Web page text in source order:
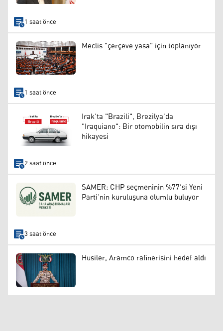
1 saat önce
Meclis "çerçeve yasa" için toplanıyor
1 saat önce
Irak’ta "Brazili", Brezilya’da
"Iraquiano": Bir otomobilin sıra dışı
hikayesi
2 saat önce
SAMER: CHP seçmeninin %77'si Yeni
Parti’nin kuruluşuna olumlu buluyor
3 saat önce
Husiler, Aramco rafinerisini hedef aldı